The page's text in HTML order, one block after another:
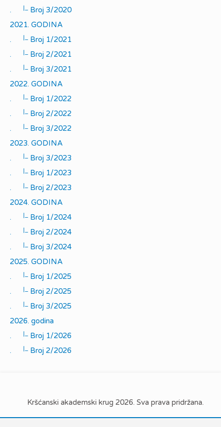
.
|_
Broj 3/2020
2021. GODINA
.
|_
Broj 1/2021
.
|_
Broj 2/2021
.
|_
Broj 3/2021
2022. GODINA
.
|_
Broj 1/2022
.
|_
Broj 2/2022
.
|_
Broj 3/2022
2023. GODINA
.
|_
Broj 3/2023
.
|_
Broj 1/2023
.
|_
Broj 2/2023
2024. GODINA
.
|_
Broj 1/2024
.
|_
Broj 2/2024
.
|_
Broj 3/2024
2025. GODINA
.
|_
Broj 1/2025
.
|_
Broj 2/2025
.
|_
Broj 3/2025
2026. godina
.
|_
Broj 1/2026
.
|_ Broj 2/2026
Kršćanski akademski krug 2026. Sva prava pridržana.